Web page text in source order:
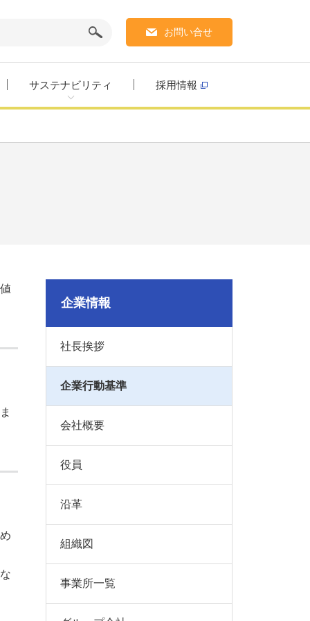
サステナビリティ 採用情報
お問い合せ
企業情報
社長挨拶
企業行動基準
会社概要
役員
沿革
組織図
事業所一覧